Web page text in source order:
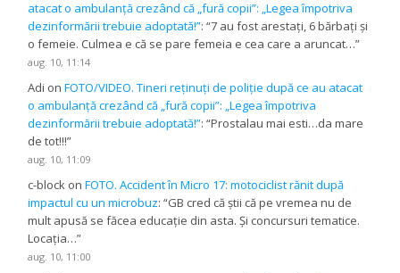
atacat o ambulanță crezând că „fură copii”: „Legea împotriva
dezinformării trebuie adoptată!”: “7 au fost arestați, 6 bărbați și
o femeie. Culmea e că se pare femeia e cea care a aruncat…”
aug. 10, 11:14
Adi onFOTO/VIDEO. Tineri reținuți de poliție după ce au atacat
o ambulanță crezând că „fură copii”: „Legea împotriva
dezinformării trebuie adoptată!”: “Prostalau mai esti…da mare
de tot!!!”
aug. 10, 11:09
c-block onFOTO. Accident în Micro 17: motociclist rănit după
impactul cu un microbuz: “GB cred că știi că pe vremea nu de
mult apusă se făcea educație din asta. Și concursuri tematice.
Locația…”
aug. 10, 11:00